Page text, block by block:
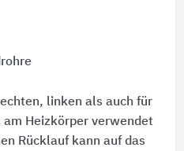
linken als auch für
Heizkörper verwendet
Rücklauf kann auf das